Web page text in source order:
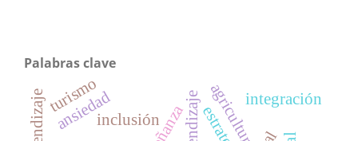
Palabras clave
inclusión
ansiedad agricultura
turismo integración